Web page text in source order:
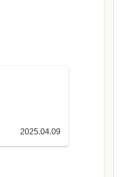
2025.04.09